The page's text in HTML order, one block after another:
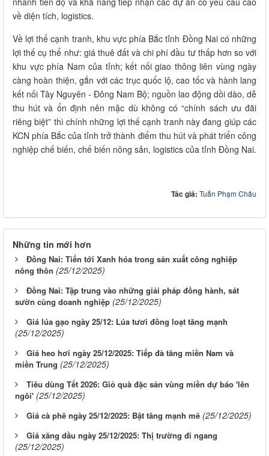
về diện tích, logistics.
Về lợi thế cạnh tranh, khu vực phía Bắc tỉnh Đồng Nai có những
lợi thế cụ thể như: giá thuê đất và chi phí đầu tư thấp hơn so với
khu vực phía Nam của tỉnh; kết nối giao thông liên vùng ngày
càng hoàn thiện, gắn với các trục quốc lộ, cao tốc và hành lang
kết nối Tây Nguyên - Đông Nam Bộ; nguồn lao động dồi dào, dễ
thu hút và ổn định nên mặc dù không có “chính sách ưu đãi
riêng biệt” thì chính những lợi thế cạnh tranh này đang giúp các
KCN phía Bắc của tỉnh trở thành điểm thu hút và phát triển công
nghiệp chế biến, chế biến nông sản, logistics của tỉnh Đồng Nai.
Tác giả: Tuấn Phạm Châu
Những tin mới hơn
Đồng Nai: Tiến tới Xanh hóa trong sản xuất công nghiệp
nông thôn (25/12/2025)
Đồng Nai: Tập trung vào những giải pháp đồng hành, sát
sườn cùng doanh nghiệp (25/12/2025)
Giá lúa gạo ngày 25/12: Lúa tươi đồng loạt tăng mạnh
(25/12/2025)
Giá heo hơi ngày 25/12/2025: Tiếp đà tăng miền Nam và
miền Trung (25/12/2025)
Tiêu dùng Tết 2026: Giỏ quà đặc sản vùng miền dự báo 'lên
ngôi' (25/12/2025)
Giá cà phê ngày 25/12/2025: Bật tăng mạnh mẽ (25/12/2025)
Giá xăng dầu ngày 25/12/2025: Thị trường đi ngang
(25/12/2025)